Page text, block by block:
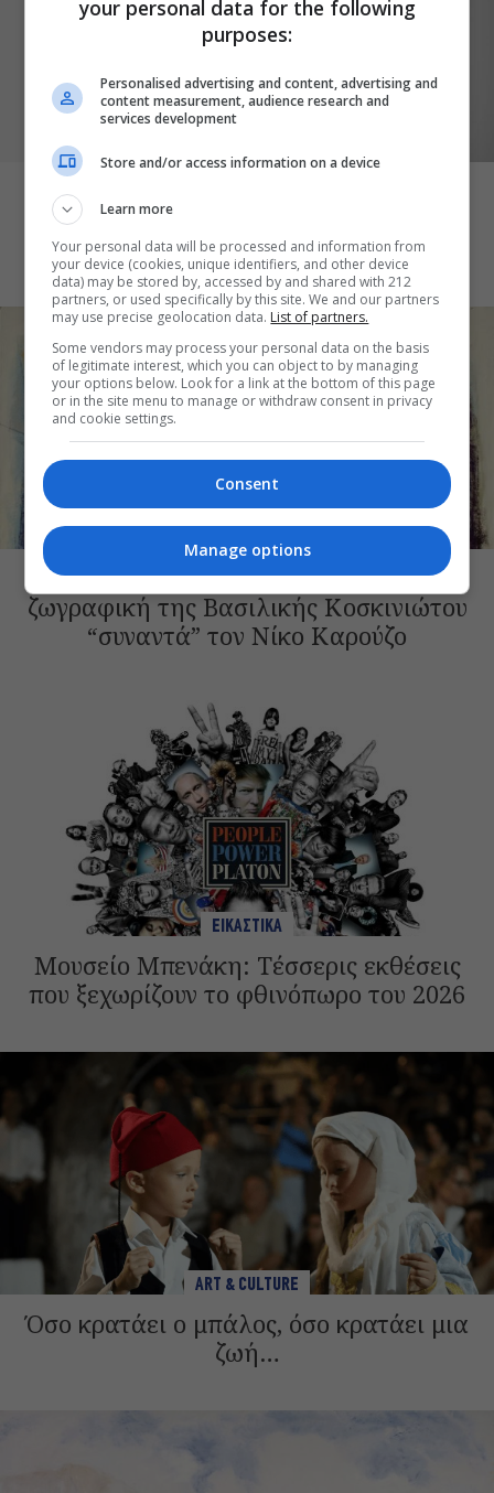
ΕΙΚΑΣΤΙΚΑ
Ιόλη Τζανετάκη: Το θραύσμα είναι ένας
τρόπος να σκεφτούμε τη σχέση μας με
την ιστορία και τη μνήμη
ΕΙΚΑΣΤΙΚΑ
Μετεώρημα Ι-II: Στα Κύθηρα, η
ζωγραφική της Βασιλικής Κοσκινιώτου
“συναντά” τoν Νίκο Καρούζο
ΕΙΚΑΣΤΙΚΑ
Μουσείο Μπενάκη: Τέσσερις εκθέσεις
που ξεχωρίζουν το φθινόπωρο του 2026
ART & CULTURE
Όσο κρατάει ο μπάλος, όσο κρατάει μια
ζωή…
your personal data for the following
purposes:
Personalised advertising and content, advertising and
content measurement, audience research and
services development
Store and/or access information on a device
Learn more
Your personal data will be processed and information from
your device (cookies, unique identifiers, and other device
data) may be stored by, accessed by and shared with 212
partners, or used specifically by this site. We and our partners
may use precise geolocation data. List of partners.
Some vendors may process your personal data on the basis
of legitimate interest, which you can object to by managing
your options below. Look for a link at the bottom of this page
or in the site menu to manage or withdraw consent in privacy
and cookie settings.
Consent
Manage options